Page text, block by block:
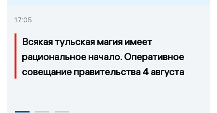
17:05
Всякая тульская магия имеет
рациональное начало. Оперативное
совещание правительства 4 августа